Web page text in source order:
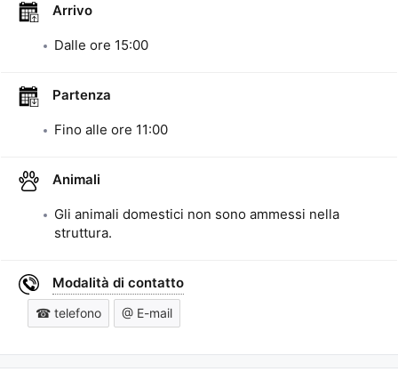
Arrivo
Dalle ore 15:00
Partenza
Fino alle ore 11:00
Animali
Gli animali domestici non sono ammessi nella
struttura.
Modalità di contatto
☎ telefono @ E-mail